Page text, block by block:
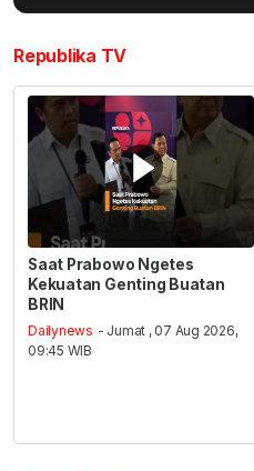
Republika TV
Saat Prabowo Ngetes
Kekuatan Genting Buatan
BRIN
Dailynews - Jumat , 07 Aug 2026,
09:45 WIB